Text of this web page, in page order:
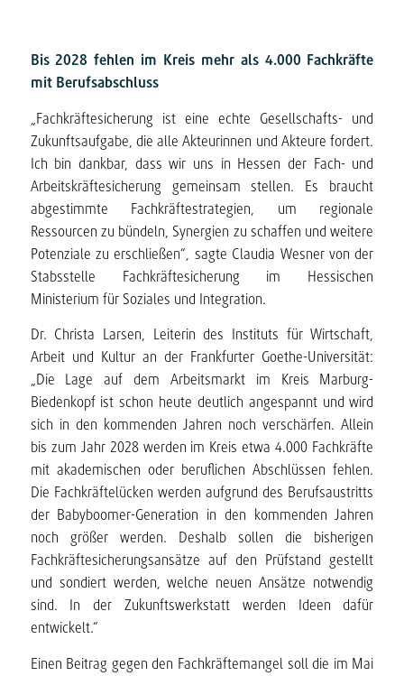
Bis 2028 fehlen im Kreis mehr als 4.000 Fachkräfte
mit Berufsabschluss
„Fachkräftesicherung ist eine echte Gesellschafts- und
Zukunftsaufgabe, die alle Akteurinnen und Akteure fordert.
Ich bin dankbar, dass wir uns in Hessen der Fach- und
Arbeitskräftesicherung gemeinsam stellen. Es braucht
abgestimmte Fachkräftestrategien, um regionale
Ressourcen zu bündeln, Synergien zu schaffen und weitere
Potenziale zu erschließen“, sagte Claudia Wesner von der
Stabsstelle Fachkräftesicherung im Hessischen
Ministerium für Soziales und Integration.
Dr. Christa Larsen, Leiterin des Instituts für Wirtschaft,
Arbeit und Kultur an der Frankfurter Goethe-Universität:
„Die Lage auf dem Arbeitsmarkt im Kreis Marburg-
Biedenkopf ist schon heute deutlich angespannt und wird
sich in den kommenden Jahren noch verschärfen. Allein
bis zum Jahr 2028 werden im Kreis etwa 4.000 Fachkräfte
mit akademischen oder beruflichen Abschlüssen fehlen.
Die Fachkräftelücken werden aufgrund des Berufsaustritts
der Babyboomer-Generation in den kommenden Jahren
noch größer werden. Deshalb sollen die bisherigen
Fachkräftesicherungsansätze auf den Prüfstand gestellt
und sondiert werden, welche neuen Ansätze notwendig
sind. In der Zukunftswerkstatt werden Ideen dafür
entwickelt.“
Einen Beitrag gegen den Fachkräftemangel soll die im Mai